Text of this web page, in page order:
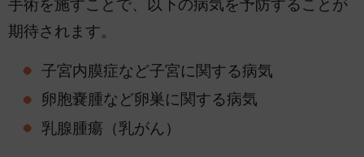
手術を施すことで、以下の病気を予防することが
期待されます。
子宮内膜症など子宮に関する病気
卵胞嚢腫など卵巣に関する病気
乳腺腫瘍（乳がん）